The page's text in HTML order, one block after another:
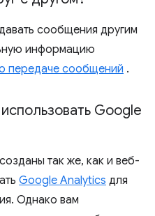
сообщения другим
информацию
передаче сообщений .
Google
так же, как и веб-
Google Analytics для
Однако вам